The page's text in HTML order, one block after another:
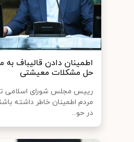
اطمینان دادن قالیباف به
حل مشکلات معیشتی
رییس مجلس شورای اسلامی
مردم اطمینان خاطر داشته
در حو...